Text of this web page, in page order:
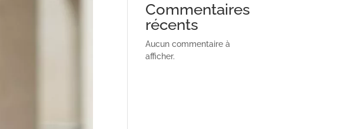
Commentaires
récents
Aucun commentaire à
afficher.